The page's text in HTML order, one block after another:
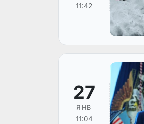
11:42
27
ЯНВ
11:04